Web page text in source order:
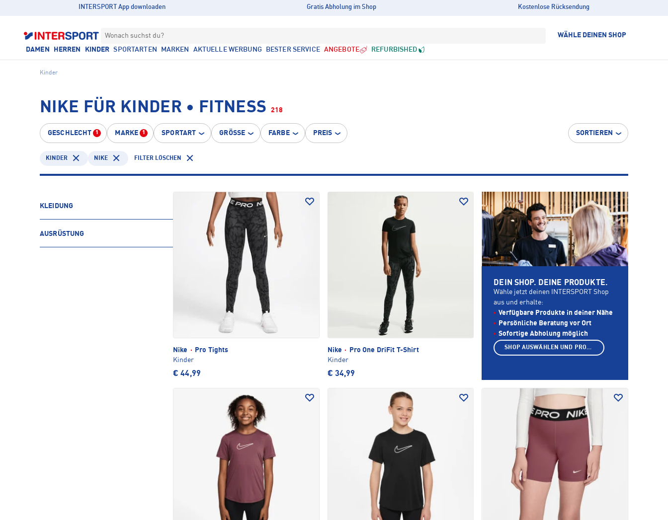
INTERSPORT App downloaden Gratis Abholung im Shop Kostenlose Rücksendung
Wonach suchst du? WÄHLE DEINEN SHOP
DAMEN HERREN KINDER SPORTARTEN MARKEN AKTUELLE WERBUNG BESTER SERVICE ANGEBOTE REFURBISHED
Kinder
NIKE FÜR KINDER • FITNESS 218
GESCHLECHT 1 MARKE 1 SPORTART GRÖSSE FARBE PREIS SORTIEREN
KINDER NIKE FILTER LÖSCHEN
KLEIDUNG
AUSRÜSTUNG
Nike ·
Pro Tights
Kinder
€ 44,99
Nike ·
Pro One DriFit T-Shirt
Kinder
€ 34,99
DEIN SHOP. DEINE PRODUKTE.
Wähle jetzt deinen INTERSPORT Shop
aus und erhalte:
Verfügbare Produkte in deiner Nähe
Persönliche Beratung vor Ort
Sofortige Abholung möglich
SHOP AUSWÄHLEN UND PRODUKTE ANZEIGEN